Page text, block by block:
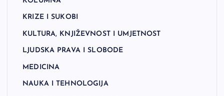
KRIZE I SUKOBI
KULTURA, KNJIŽEVNOST I UMJETNOST
LJUDSKA PRAVA I SLOBODE
MEDICINA
NAUKA I TEHNOLOGIJA